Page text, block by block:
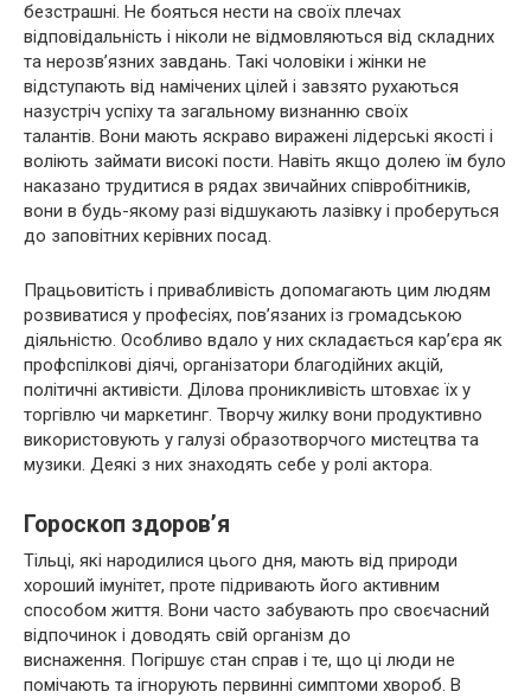
безстрашні. Не бояться нести на своїх плечах
відповідальність і ніколи не відмовляються від складних
та нерозв’язних завдань. Такі чоловіки і жінки не
відступають від намічених цілей і завзято рухаються
назустріч успіху та загальному визнанню своїх
талантів. Вони мають яскраво виражені лідерські якості і
воліють займати високі пости. Навіть якщо долею їм було
наказано трудитися в рядах звичайних співробітників,
вони в будь-якому разі відшукають лазівку і проберуться
до заповітних керівних посад.
Працьовитість і привабливість допомагають цим людям
розвиватися у професіях, пов’язаних із громадською
діяльністю. Особливо вдало у них складається кар’єра як
профспілкові діячі, організатори благодійних акцій,
політичні активісти. Ділова проникливість штовхає їх у
торгівлю чи маркетинг. Творчу жилку вони продуктивно
використовують у галузі образотворчого мистецтва та
музики. Деякі з них знаходять себе у ролі актора.
Гороскоп здоров’я
Тільці, які народилися цього дня, мають від природи
хороший імунітет, проте підривають його активним
способом життя. Вони часто забувають про своєчасний
відпочинок і доводять свій організм до
виснаження. Погіршує стан справ і те, що ці люди не
помічають та ігнорують первинні симптоми хвороб. В